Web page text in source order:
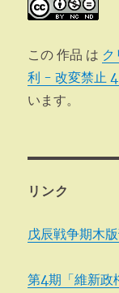
この 作品 は
利 - 改変禁止
います。
リンク
戊辰戦争期木
第4期「維新政